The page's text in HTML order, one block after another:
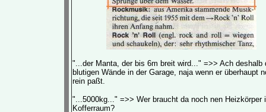
"...der Manta, der bis 6m breit wird..." =>> Ach deshalb
blutigen Wände in der Garage, naja wenn er überhaupt
rein paßt.
"...5000kg..." =>> Wer braucht da noch nen Heizkörper
Kofferraum?